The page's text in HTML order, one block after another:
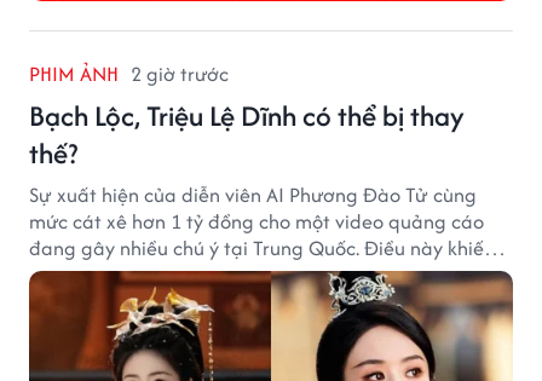
PHIM ẢNH 2 giờ trước
Bạch Lộc, Triệu Lệ Dĩnh có thể bị thay
thế?
Sự xuất hiện của diễn viên AI Phương Đào Tử cùng
mức cát xê hơn 1 tỷ đồng cho một video quảng cáo
đang gây nhiều chú ý tại Trung Quốc. Điều này khiến
không ít người đặt câu hỏi liệu những ngôi sao hàng
đầu như Bạch Lộc, Triệu Lệ Dĩnh có thể bị thay thế
trong tương lai.